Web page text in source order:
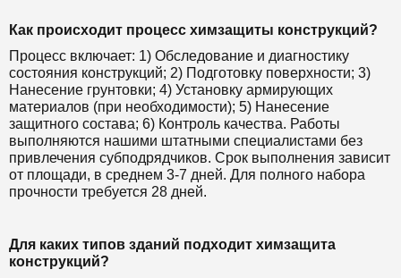
Как происходит процесс химзащиты конструкций?
Процесс включает: 1) Обследование и диагностику
состояния конструкций; 2) Подготовку поверхности; 3)
Нанесение грунтовки; 4) Установку армирующих
материалов (при необходимости); 5) Нанесение
защитного состава; 6) Контроль качества. Работы
выполняются нашими штатными специалистами без
привлечения субподрядчиков. Срок выполнения зависит
от площади, в среднем 3-7 дней. Для полного набора
прочности требуется 28 дней.
Для каких типов зданий подходит химзащита
конструкций?